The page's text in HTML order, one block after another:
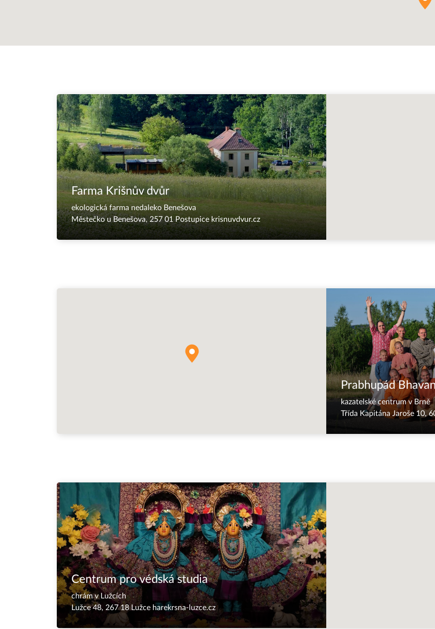
Farma Krišnův dvůr
ekologická farma nedaleko Benešova
Městečko u Benešova, 257 01 Postupice krisnuvdvur.cz
Prabhupád
kazatelské centrum v Brně
Třída Kapitána Jaroše 10,
Centrum pro védská studia
chrám v Lužcích
Lužce 48, 267 18 Lužce harekrsna-luzce.cz